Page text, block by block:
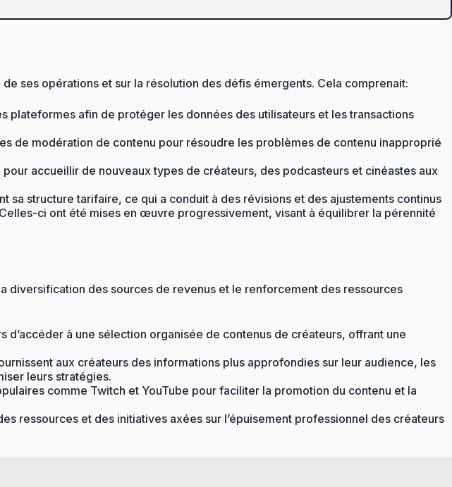
ses opérations et sur la résolution des défis émergents. Cela comprenait:
plateformes afin de protéger les données des utilisateurs et les transactions
de modération de contenu pour résoudre les problèmes de contenu inapproprié
accueillir de nouveaux types de créateurs, des podcasteurs et cinéastes aux
sa structure tarifaire, ce qui a conduit à des révisions et des ajustements continus
ci ont été mises en œuvre progressivement, visant à équilibrer la pérennité
diversification des sources de revenus et le renforcement des ressources
d’accéder à une sélection organisée de contenus de créateurs, offrant une
aux créateurs des informations plus approfondies sur leur audience, les
leurs stratégies.
comme Twitch et YouTube pour faciliter la promotion du contenu et la
ressources et des initiatives axées sur l’épuisement professionnel des créateurs